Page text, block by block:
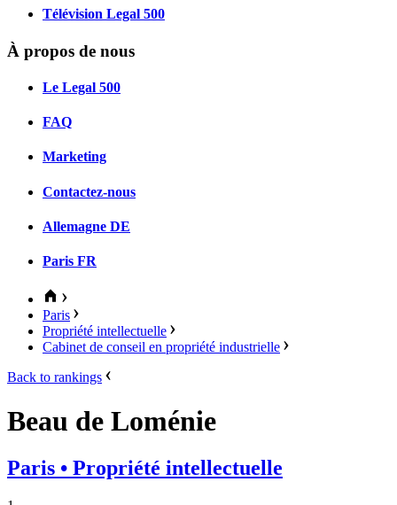
Télévision Legal 500
À propos de nous
Le Legal 500
FAQ
Marketing
Contactez-nous
Allemagne DE
Paris FR
Paris
Propriété intellectuelle
Cabinet de conseil en propriété industrielle
Back to rankings
Beau de Loménie
Paris • Propriété intellectuelle